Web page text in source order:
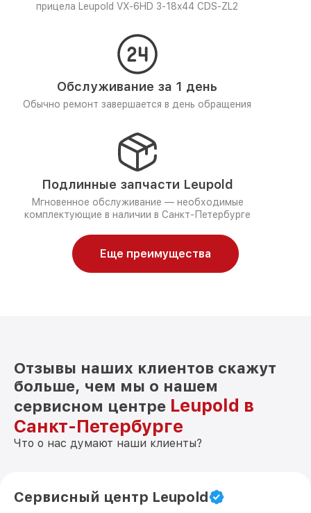
прицела Leupold VX-6HD 3-18x44 CDS-ZL2
Обслуживание за 1 день
Обычно ремонт завершается в день обращения
Подлинные запчасти Leupold
Мгновенное обслуживание — необходимые
комплектующие в наличии в Санкт-Петербурге
Еще преимущества
Отзывы наших клиентов скажут
больше, чем мы о нашем
сервисном центре Leupold в
Санкт-Петербурге
Что о нас думают наши клиенты?
Сервисный центр Leupold